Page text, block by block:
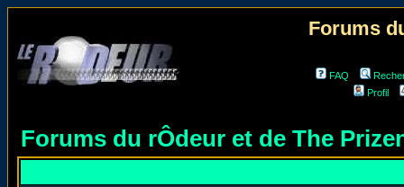
Forums
FAQ
Profil
Forums du rÔdeur et de The